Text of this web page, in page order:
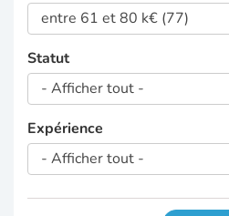
entre 61 et 80 k€ (77)
Statut
- Afficher tout -
Expérience
- Afficher tout -